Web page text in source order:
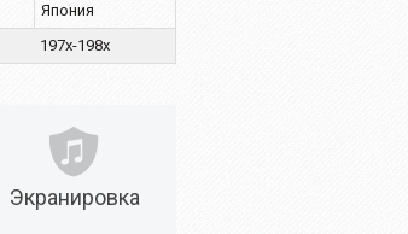
Япония
197х-198х
Экранировка